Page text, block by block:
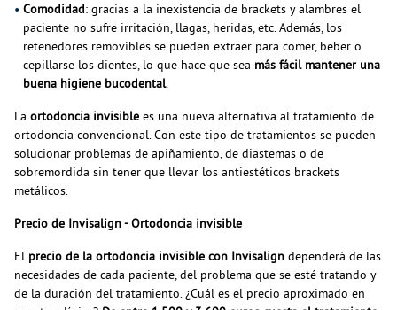
Comodidad: gracias a la inexistencia de brackets y alambres el
paciente no sufre irritación, llagas, heridas, etc. Además, los
retenedores removibles se pueden extraer para comer, beber o
cepillarse los dientes, lo que hace que sea más fácil mantener una
buena higiene bucodental.
La ortodoncia invisible es una nueva alternativa al tratamiento de
ortodoncia convencional. Con este tipo de tratamientos se pueden
solucionar problemas de apiñamiento, de diastemas o de
sobremordida sin tener que llevar los antiestéticos brackets
metálicos.
Precio de Invisalign - Ortodoncia invisible
El precio de la ortodoncia invisible con Invisalign dependerá de las
necesidades de cada paciente, del problema que se esté tratando y
de la duración del tratamiento. ¿Cuál es el precio aproximado en